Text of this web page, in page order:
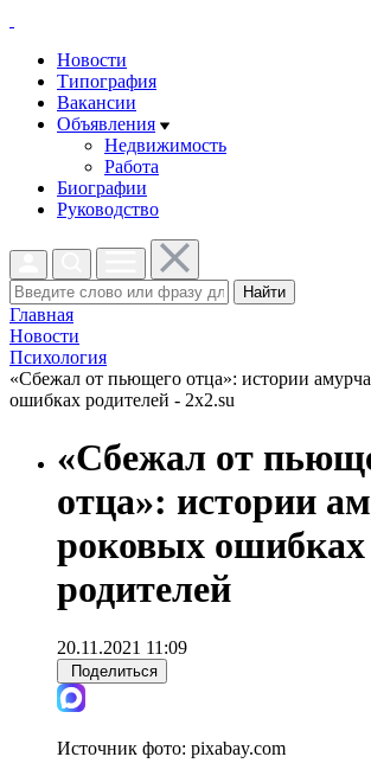
Новости
Типография
Вакансии
Объявления
Недвижимость
Работа
Биографии
Руководство
Найти
Главная
Новости
Психология
«Сбежал от пьющего отца»: истории
ошибках родителей - 2x2.su
«Сбежал от
отца»: истории
роковых ошибках
родителей
20.11.2021 11:09
Поделиться
Источник фото: pixabay.com